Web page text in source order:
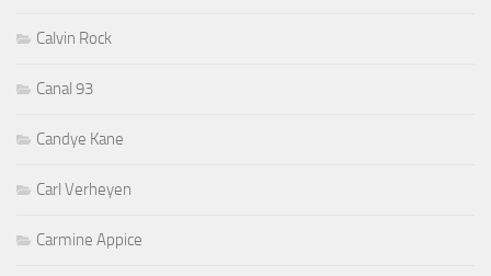
Calvin Rock
Canal 93
Candye Kane
Carl Verheyen
Carmine Appice